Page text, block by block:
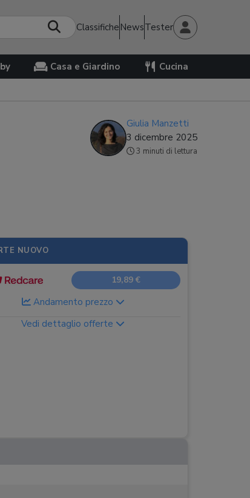
Classifiche NewsTester
Casa e Giardino Cucina
Giulia Manzetti
3 dicembre 2025
3 minuti di lettura
NUOVO
19,89 €
Andamento prezzo
Vedi dettaglio offerte